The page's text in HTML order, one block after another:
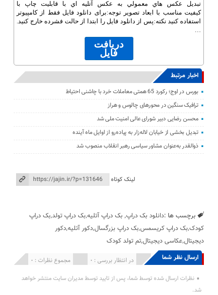
تبديل عکس هاي معمولي به عکس آتليه اي با قابلیت چاپ با
کیفیت مناسب با ابعاد تصویر توجه:برای دانلود فایل فقط از کامپیوتر
استفاده کنید نکته:پس از دانلود فايل را ابتدا از حالت فشرده خارج کنيد.
…
دریافت
فایل
اخبار مرتبط
بورس در اوج؛ رکورد 65 همتی معاملات خرد با چاشنی احتیاط
ترافیک سنگین در محورهای چالوس و هراز
محسن رضایی دبیر شورای عالی امنیت ملی شد
تبدیل بخشی از خیابان لاله‌زار به پیاده‌رو از اوایل ماه آینده
ذوالقدر به‌عنوان مشاور سیاسی رهبر انقلاب منصوب شد
لینک کوتاه
برچسب ها :دانلود بک دراپ, بک دراپ آتلیه,بک دراپ تولد,بک دراپ
کودک,بک دراپ کریسمس,بک دراپ بزرگسال,دکور آتلیه,دکور
دیجیتال,عکاسی دیجیتال,تم تولد کودک
ارسال نظر شما مجموع نظرات : 0 در انتظار بررسی : 0 انتشار یافته : 0
نظرات ارسال شده توسط شما، پس از تایید توسط مدیران سایت منتشر خواهد
شد.